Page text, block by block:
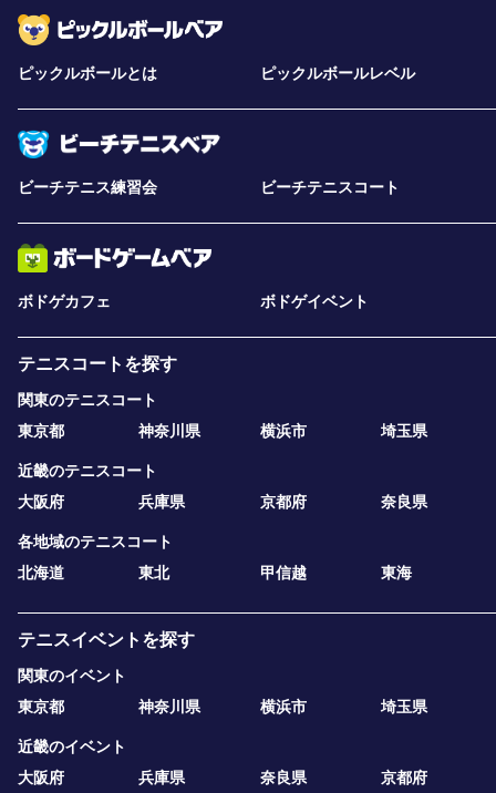
ピックルボールとは ピックルボールレベル
ビーチテニス練習会 ビーチテニスコート
ボドゲカフェ ボドゲイベント
テニスコートを探す
関東のテニスコート
東京都
神奈川県 横浜市 埼玉県
近畿のテニスコート
大阪府
兵庫県 京都府 奈良県
各地域のテニスコート
北海道
東北 甲信越 東海
テニスイベントを探す
関東のイベント
東京都
神奈川県 横浜市 埼玉県
近畿のイベント
大阪府
兵庫県 奈良県 京都府